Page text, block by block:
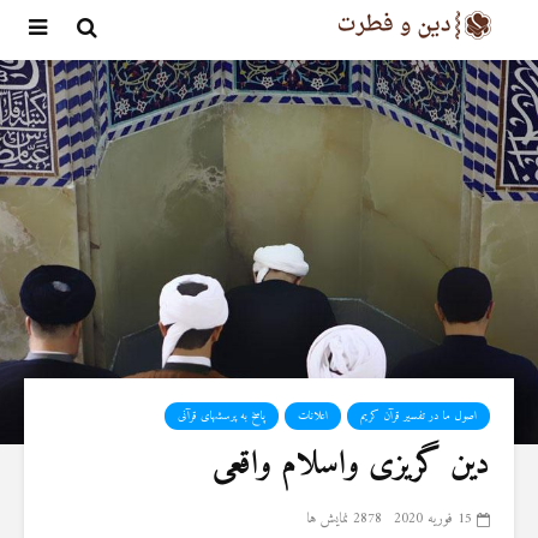
اصول ما در تفسیر قرآن کریم اعلانات پاسخ به پرسشهای قرآنی
دین گریزی واسلام واقعی
15 فوریه 2020 2878 نمایش ها